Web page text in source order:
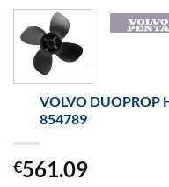
VOLVO DUOPROP
854789
€561.09